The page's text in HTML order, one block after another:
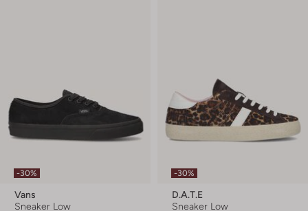
-30%
Vans
Sneaker Low
-30%
D.a.t.e
Sneaker Low